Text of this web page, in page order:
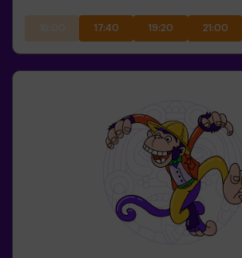
17:40 19:20 21:00